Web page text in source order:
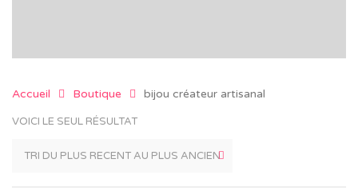
Accueil Boutique bijou créateur artisanal
VOICI LE SEUL RÉSULTAT